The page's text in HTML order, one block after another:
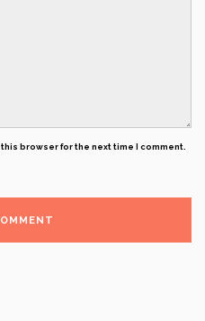
browser for the next time I comment.